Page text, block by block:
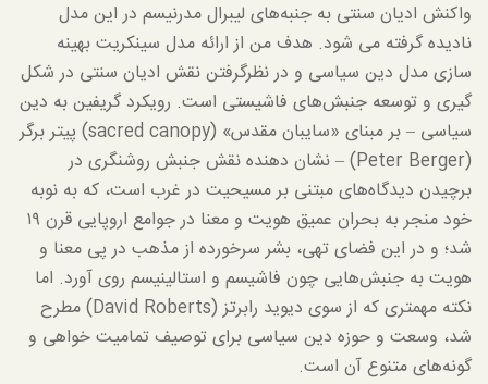
واکنش ادیان سنتی به جنبه‌های لیبرال مدرنیسم در این مدل
نادیده گرفته می شود. هدف من از ارائه مدل سینکریت بهینه
سازی مدل دین سیاسی و در نظرگرفتن نقش ادیان سنتی در شکل
گیری و توسعه جنبش‌های فاشیستی است. رویکرد گریفین به دین
سیاسی – بر مبنای «سایبان مقدس» (sacred canopy) پیتر برگر
(Peter Berger) – نشان دهنده نقش جنبش روشنگری در
برچیدن دیدگاه‌های مبتنی بر مسیحیت در غرب است، که به نوبه
خود منجر به بحران عمیق هویت و معنا در جوامع اروپایی قرن ۱۹
شد؛ و در این فضای تهی، بشر سرخورده از مذهب در پی معنا و
هویت به جنبش‌هایی چون فاشیسم و استالینیسم روی آورد. اما
نکته مهمتری که از سوی دیوید رابرتز (David Roberts) مطرح
شد، وسعت و حوزه دین سیاسی برای توصیف تمامیت خواهی و
گونه‌های متنوع آن است.